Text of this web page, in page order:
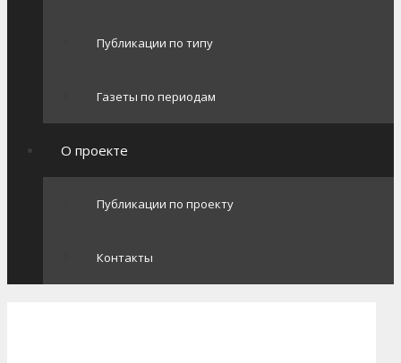
Публикации по типу
Газеты по периодам
О проекте
Публикации по проекту
Контакты